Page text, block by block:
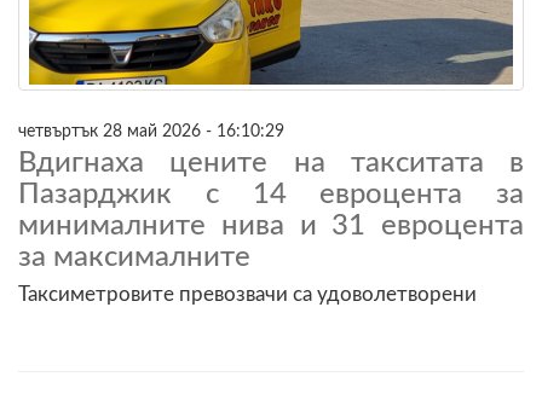
четвъртък 28 май 2026 - 16:10:29
Вдигнаха цените на такситата в
Пазарджик с 14 евроцента за
минималните нива и 31 евроцента
за максималните
Таксиметровите превозвачи са удоволетворени